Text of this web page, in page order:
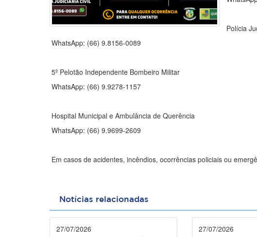
Polícia
WhatsApp: (66) 9.8156-0089
5º Pelotão Independente Bombeiro Militar
WhatsApp: (66) 9.9278-1157
Hospital Municipal e Ambulância de Querência
WhatsApp: (66) 9.9699-2609
Em casos de acidentes, incêndios, ocorrências policiais ou
Notícias relacionadas
27/07/2026 27/07/2026